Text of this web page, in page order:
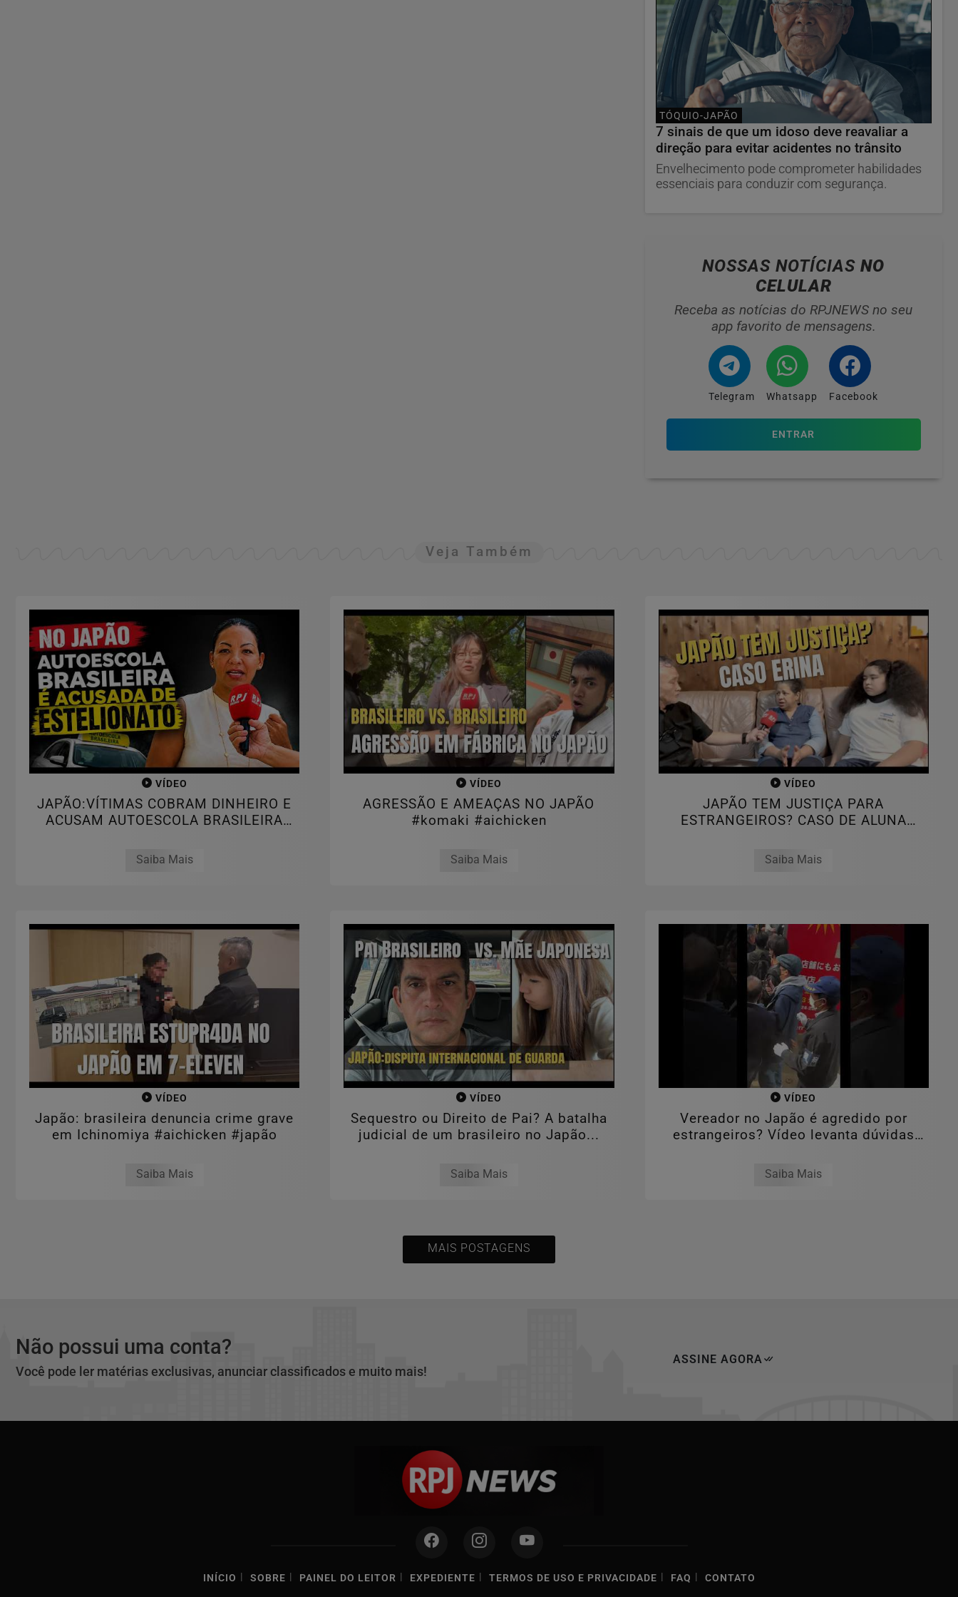
TÓQUIO-JAPÃO
7 sinais de que um idoso deve reavaliar a
direção para evitar acidentes no trânsito
Envelhecimento pode comprometer habilidades
essenciais para conduzir com segurança.
NOSSAS NOTÍCIASNO
CELULAR
Receba as notícias do RPJNEWS no seu
app favorito de mensagens.
Telegram Whatsapp Facebook
ENTRAR
Veja Também
VÍDEO
JAPÃO:VÍTIMAS COBRAM DINHEIRO E
ACUSAM AUTOESCOLA BRASILEIRA
Saiba Mais
VÍDEO
AGRESSÃO E AMEAÇAS NO JAPÃO
#komaki #aichicken
Saiba Mais
VÍDEO
JAPÃO TEM JUSTIÇA PARA
ESTRANGEIROS? CASO DE ALUNA
Saiba Mais
VÍDEO
Japão: brasileira denuncia crime grave
em Ichinomiya #aichicken #japão
Saiba Mais
VÍDEO
Sequestro ou Direito de Pai? A batalha
judicial de um brasileiro no Japão...
Saiba Mais
VÍDEO
Vereador no Japão é agredido por
estrangeiros? Vídeo levanta dúvidas
Saiba Mais
MAIS POSTAGENS
Não possui uma conta?
Você pode ler matérias exclusivas, anunciar classificados e muito mais!
ASSINE AGORA
INÍCIO | SOBRE | PAINEL DO LEITOR | EXPEDIENTE | TERMOS DE USO E PRIVACIDADE | FAQ | CONTATO